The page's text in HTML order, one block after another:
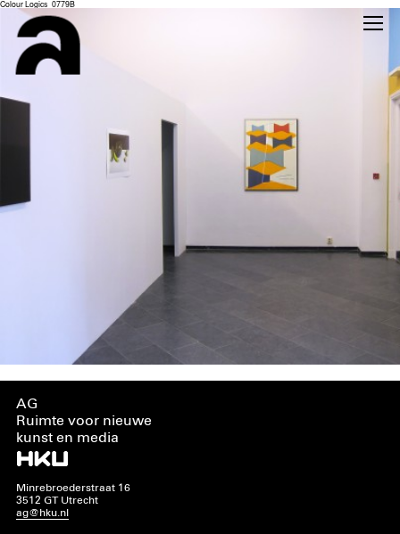
Colour Logics_0779B
AG
Ruimte voor nieuwe
kunst en media
Minrebroederstraat 16
3512 GT Utrecht
ag@hku.nl